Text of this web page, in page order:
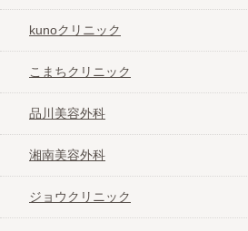
kunoクリニック
こまちクリニック
品川美容外科
湘南美容外科
ジョウクリニック